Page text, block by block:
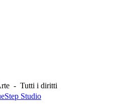
- Tutti i diritti
Studio